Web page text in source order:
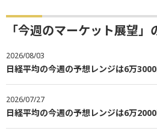
「今週のマーケット展望
2026/08/03
日経平均の今週の予想レンジは6万
2026/07/27
日経平均の今週の予想レンジは6万